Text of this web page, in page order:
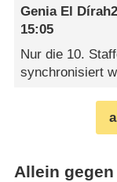
Genia El
15:05
Nur die 10.
synchronisiert
Allein gegen